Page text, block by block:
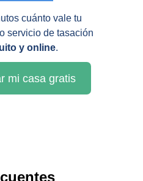
mi casa gratis
cuánto vale tu
servicio de tasación
y online.